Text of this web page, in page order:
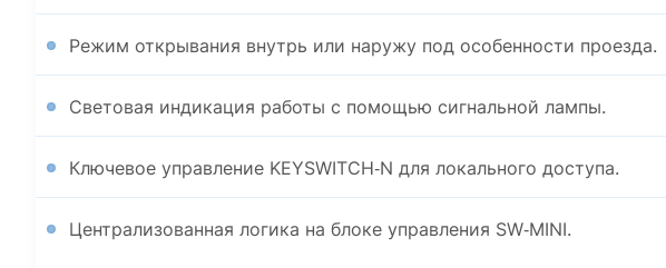
Режим открывания внутрь или наружу под особенности проезда.
Световая индикация работы с помощью сигнальной лампы.
Ключевое управление KEYSWITCH‑N для локального доступа.
Централизованная логика на блоке управления SW‑MINI.